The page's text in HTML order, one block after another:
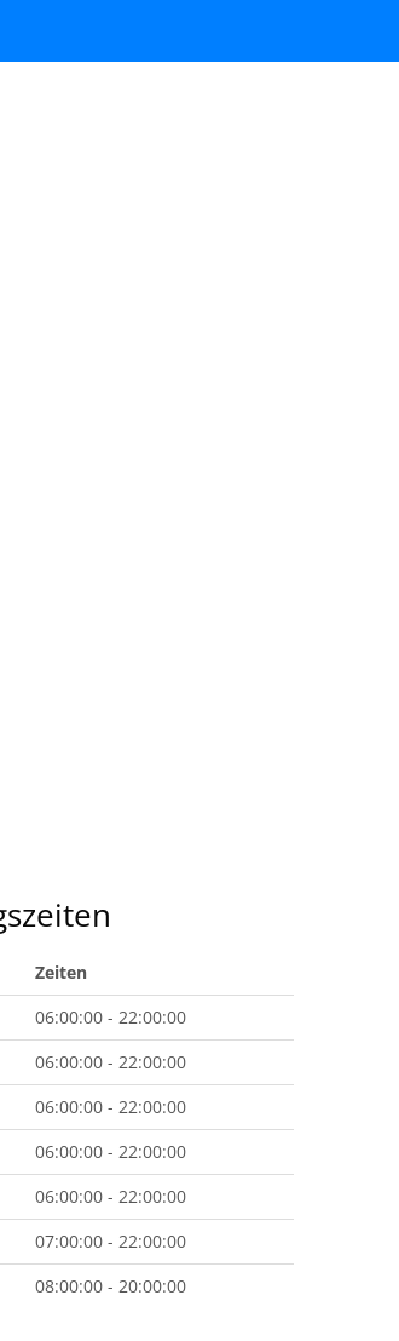
Zeiten
06:00:00 - 22:00:00
06:00:00 - 22:00:00
06:00:00 - 22:00:00
06:00:00 - 22:00:00
06:00:00 - 22:00:00
07:00:00 - 22:00:00
08:00:00 - 20:00:00